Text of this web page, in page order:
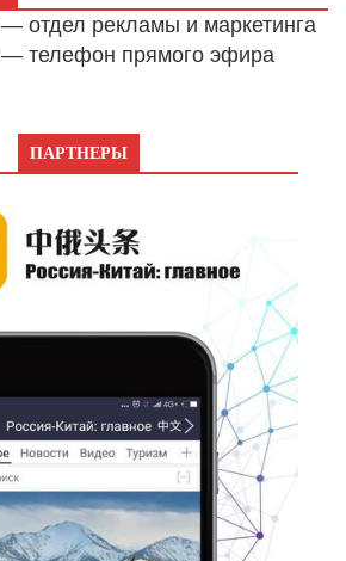
— отдел рекламы и маркетинга
— телефон прямого эфира
ПАРТНЕРЫ